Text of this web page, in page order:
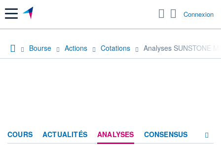
Menu Connexion
Bourse Actions Cotations Analyses SUNSTONE
COURS ACTUALITÉS ANALYSES CONSENSUS